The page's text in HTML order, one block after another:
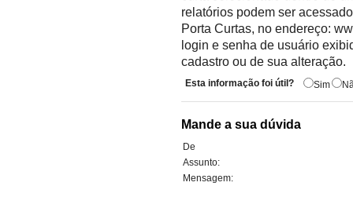
relatórios podem ser
Porta Curtas, no endereço:
login e senha de usuário
cadastro ou de sua alteração.
Esta informação foi útil? Sim
Mande a sua dúvida
De
Assunto:
Mensagem: